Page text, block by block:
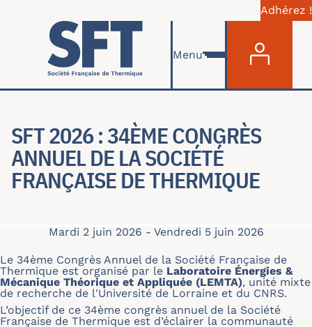
Aller au contenu principal
Adhérez !
Menu
SFT 2026 : 34ÈME CONGRÈS
ANNUEL DE LA SOCIÉTÉ
FRANÇAISE DE THERMIQUE
Mardi 2 juin 2026 - Vendredi 5 juin 2026
Le 34ème Congrès Annuel de la Société Française de
Thermique est organisé par le Laboratoire Énergies &
Mécanique Théorique et Appliquée (LEMTA), unité mixte
de recherche de l'Université de Lorraine et du CNRS.
L’objectif de ce 34ème congrès annuel de la Société
Française de Thermique est d’éclairer la communauté